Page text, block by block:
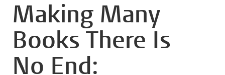
Making Many
Books There Is
No End: